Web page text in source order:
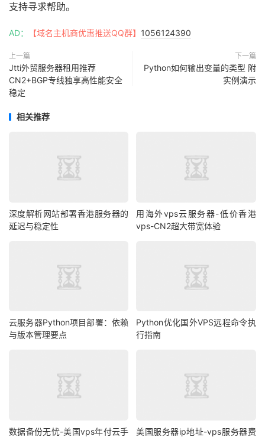
支持寻求帮助。
AD： 【域名主机商优惠推送QQ群】 1056124390
上一篇
Jtti外贸服务器租用推荐
CN2+BGP专线独享高性能安全
稳定
下一篇
Python如何输出变量的类型 附
实例演示
相关推荐
深度解析网站部署香港服务器的
延迟与稳定性
用海外vps云服务器-低价香港
vps-CN2超大带宽体验
云服务器Python项目部署：依赖
与版本管理要点
Python优化国外VPS远程命令执
行指南
数据备份无忧-美国vps年付云手
美国服务器ip地址-vps服务器费